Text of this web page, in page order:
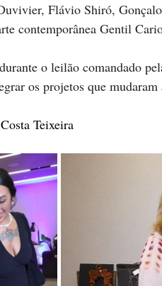
Flávio Shiró,
contemporânea Gentil
o leilão comandado
os projetos que
Teixeira